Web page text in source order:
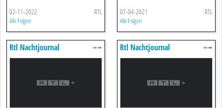
02-11-2022 RTL
Alle Folgen
07-04-2021 RTL
Alle Folgen
Rtl Nachtjournal Rtl Nachtjournal